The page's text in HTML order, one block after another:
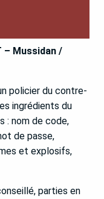
– Mussidan /
policier du contre-
ingrédients du
: nom de code,
de passe,
et explosifs,
parties en